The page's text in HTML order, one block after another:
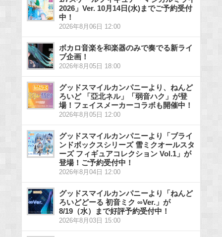
2026」Ver. 10月14日(水)までご予約受付
中！
2026年8月06日 12:00
ボカロ音楽を和楽器のみで奏でる新ライ
ブ企画！
2026年8月05日 18:00
グッドスマイルカンパニーより、ねんど
ろいど 「亞北ネル」「弱音ハク」が登
場！フェイスメーカーコラボも開催中！
2026年8月05日 12:00
グッドスマイルカンパニーより「ブライ
ンドボックスシリーズ 雪ミクオールスタ
ーズ フィギュアコレクション Vol.1」が
登場！ご予約受付中！
2026年8月04日 12:00
グッドスマイルカンパニーより「ねんど
ろいどどーる 初音ミク ∞Ver.」が
8/19（水）まで好評予約受付中！
2026年8月03日 15:00